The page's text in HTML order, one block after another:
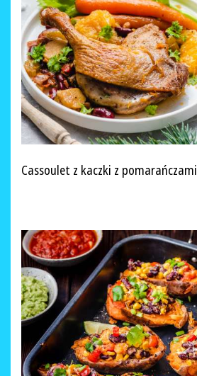
Cassoulet z kaczki z pomarańczami